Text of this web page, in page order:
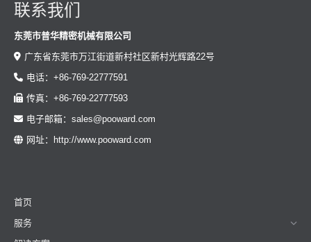
联系我们
东莞市普华精密机械有限公司
广东省东莞市万江街道新村社区新村光辉路22号
电话：+86-769-22777591
传真：+86-769-22777593
电子邮箱：sales@pooward.com
网址：http://www.pooward.com
首页
服务